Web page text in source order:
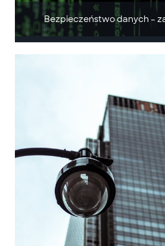
Bezpieczeństwo danych –